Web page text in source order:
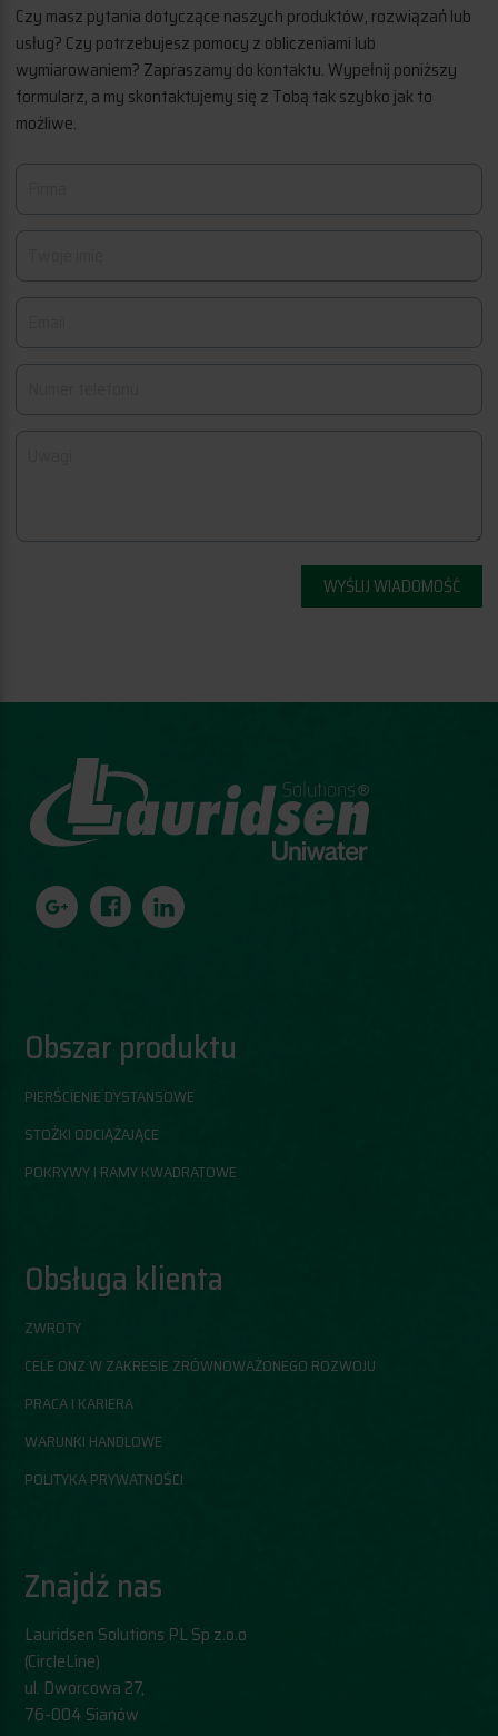
Czy masz pytania dotyczące naszych produktów, rozwiązań lub
usług? Czy potrzebujesz pomocy z obliczeniami lub
wymiarowaniem? Zapraszamy do kontaktu. Wypełnij poniższy
formularz, a my skontaktujemy się z Tobą tak szybko jak to
możliwe.
Obszar produktu
PIERŚCIENIE DYSTANSOWE
STOŻKI ODCIĄŻAJĄCE
POKRYWY I RAMY KWADRATOWE
Obsługa klienta
ZWROTY
CELE ONZ W ZAKRESIE ZRÓWNOWAŻONEGO ROZWOJU
PRACA I KARIERA
WARUNKI HANDLOWE
POLITYKA PRYWATNOŚCI
Znajdź nas
Lauridsen Solutions PL Sp z.o.o
(CircleLine)
​ul. Dworcowa 27,
76-004 Sianów